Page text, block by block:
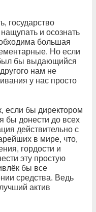
государство
и осознать
большая
Но если
бы выдающийся
нам не
у нас просто
если бы директором
бы донести до всех
действительно с
в мире, что,
гордости и
эту простую
бы все
средства. Ведь
актив